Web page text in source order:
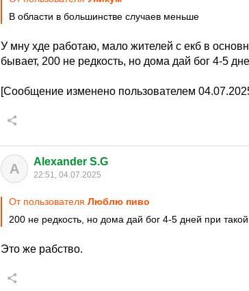
В области в большинстве случаев меньше
У мну хде работаю, мало жителей с екб в
бывает, 200 не редкость, но дома дай бог 4-5
[Сообщение изменено пользователем
A Alexander S.G
22:51, 04.07.2025
От пользователя Люблю пиво
200 не редкость, но дома дай бог 4-5 дней при такой
Это же рабство.